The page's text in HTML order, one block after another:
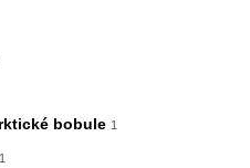
bobule 1
1